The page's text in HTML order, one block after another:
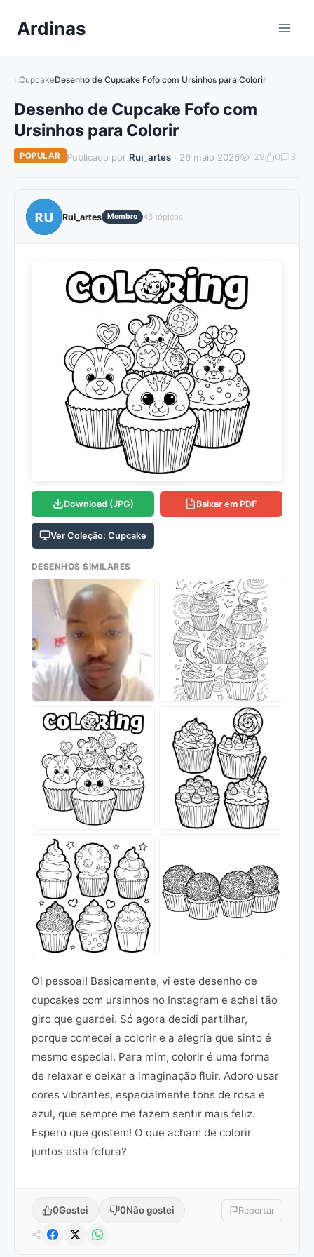
paraArdinas
CupcakeDesenho de Cupcake Fofo com Ursinhos para Colorir
Desenho de Cupcake Fofo com
Ursinhos para Colorir
POPULAR Publicado por Rui_artes· 26 maio 2026 129 0 3
RU Rui_artes Membro 43 tópicos
Download (JPG) Baixar em PDF
Ver Coleção: Cupcake
DESENHOS SIMILARES
Oi pessoal! Basicamente, vi este desenho de
cupcakes com ursinhos no Instagram e achei tão
giro que guardei. Só agora decidi partilhar,
porque comecei a colorir e a alegria que sinto é
mesmo especial. Para mim, colorir é uma forma
de relaxar e deixar a imaginação fluir. Adoro usar
cores vibrantes, especialmente tons de rosa e
azul, que sempre me fazem sentir mais feliz.
Espero que gostem! O que acham de colorir
juntos esta fofura?
0Gostei 0Não gostei Reportar